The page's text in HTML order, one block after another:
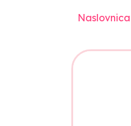
Naslovnica